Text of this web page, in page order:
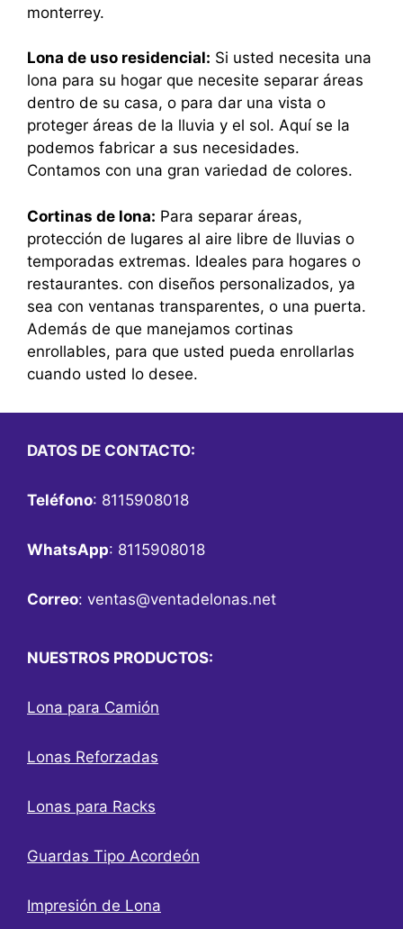
monterrey.
Lona de uso residencial: Si usted necesita una
lona para su hogar que necesite separar áreas
dentro de su casa, o para dar una vista o
proteger áreas de la lluvia y el sol. Aquí se la
podemos fabricar a sus necesidades.
Contamos con una gran variedad de colores.
Cortinas de lona: Para separar áreas,
protección de lugares al aire libre de lluvias o
temporadas extremas. Ideales para hogares o
restaurantes. con diseños personalizados, ya
sea con ventanas transparentes, o una puerta.
Además de que manejamos cortinas
enrollables, para que usted pueda enrollarlas
cuando usted lo desee.
DATOS DE CONTACTO:
Teléfono: 8115908018
WhatsApp: 8115908018
Correo: ventas@ventadelonas.net
NUESTROS PRODUCTOS:
Lona para Camión
Lonas Reforzadas
Lonas para Racks
Guardas Tipo Acordeón
Impresión de Lona